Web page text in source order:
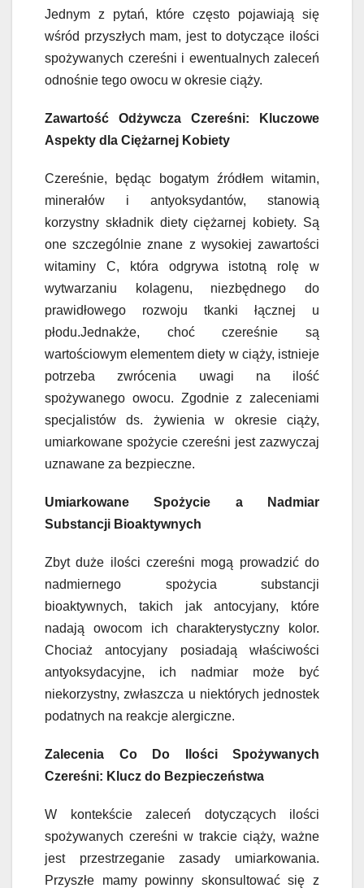
Jednym z pytań, które często pojawiają się
wśród przyszłych mam, jest to dotyczące ilości
spożywanych czereśni i ewentualnych zaleceń
odnośnie tego owocu w okresie ciąży.
Zawartość Odżywcza Czereśni: Kluczowe
Aspekty dla Ciężarnej Kobiety
Czereśnie, będąc bogatym źródłem witamin,
minerałów i antyoksydantów, stanowią
korzystny składnik diety ciężarnej kobiety. Są
one szczególnie znane z wysokiej zawartości
witaminy C, która odgrywa istotną rolę w
wytwarzaniu kolagenu, niezbędnego do
prawidłowego rozwoju tkanki łącznej u
płodu.Jednakże, choć czereśnie są
wartościowym elementem diety w ciąży, istnieje
potrzeba zwrócenia uwagi na ilość
spożywanego owocu. Zgodnie z zaleceniami
specjalistów ds. żywienia w okresie ciąży,
umiarkowane spożycie czereśni jest zazwyczaj
uznawane za bezpieczne.
Umiarkowane Spożycie a Nadmiar
Substancji Bioaktywnych
Zbyt duże ilości czereśni mogą prowadzić do
nadmiernego spożycia substancji
bioaktywnych, takich jak antocyjany, które
nadają owocom ich charakterystyczny kolor.
Chociaż antocyjany posiadają właściwości
antyoksydacyjne, ich nadmiar może być
niekorzystny, zwłaszcza u niektórych jednostek
podatnych na reakcje alergiczne.
Zalecenia Co Do Ilości Spożywanych
Czereśni: Klucz do Bezpieczeństwa
W kontekście zaleceń dotyczących ilości
spożywanych czereśni w trakcie ciąży, ważne
jest przestrzeganie zasady umiarkowania.
Przyszłe mamy powinny skonsultować się z